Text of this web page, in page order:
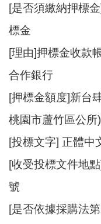
[是否須繳納押標
標金
[理由]押標金收款
合作銀行
[押標金額度]新台
桃園市蘆竹區公所)
[投標文字] 正體中
[收受投標文件地
號
[是否依據採購法